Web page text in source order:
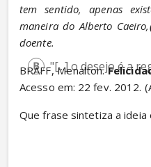
tem sentido, apenas
maneira do Alberto Caeiro,
doente.
BRAFF, Menalton.
Acesso em: 22 fev. 2012.
Que frase sintetiza a
"[...] o desejo é a